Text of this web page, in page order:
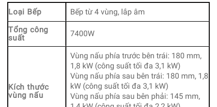
Loại Bếp
Bếp từ 4 vùng, lắp âm
Tổng công
suất
7400W
Kích thước
vùng nấu
Vùng nấu phía trước bên trái: 180 mm,
1,8 kW (công suất tối đa 3,1 kW)
Vùng nấu phía sau bên trái: 180 mm, 1,8
kW (công suất tối đa 3,1 kW)
Vùng nấu phía sau bên phải: 145 mm,